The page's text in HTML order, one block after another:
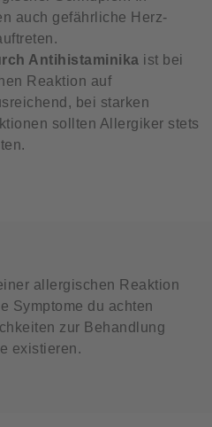
auch gefährliche Herz-
Antihistaminika ist bei
Reaktion auf
bei starken
sollten Allergiker stets
allergischen Reaktion
Symptome du achten
zur Behandlung
existieren.